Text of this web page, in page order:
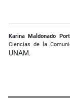
Karina Maldonado
Ciencias de la
UNAM.